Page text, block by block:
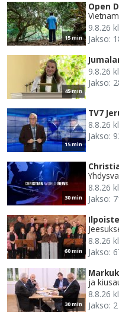
15 min
Open
Vietnam
9.8.26
Jakso:
45 min
9.8.26
Jakso:
15 min
TV7
8.8.26
Jakso:
30 min
8.8.26
Jakso:
60 min
8.8.26
Jakso:
30 min
ja
8.8.26
Jakso: 2